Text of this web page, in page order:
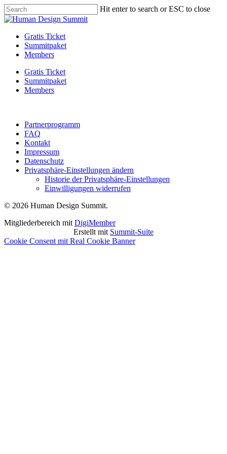
Skip
to
content
Hit enter to search or ESC to close
Close
Menu
Gratis Ticket
Summitpaket
Members
Gratis Ticket
Summitpaket
Members
Partnerprogramm
FAQ
Kontakt
Impressum
Datenschutz
Privatsphäre-Einstellungen ändern
Historie der Privatsphäre-Einstellungen
Einwilligungen widerrufen
© 2026 Human Design Summit.
Mitgliederbereich mit DigiMember
Erstellt mit Summit-Suite
Cookie Consent mit Real Cookie Banner